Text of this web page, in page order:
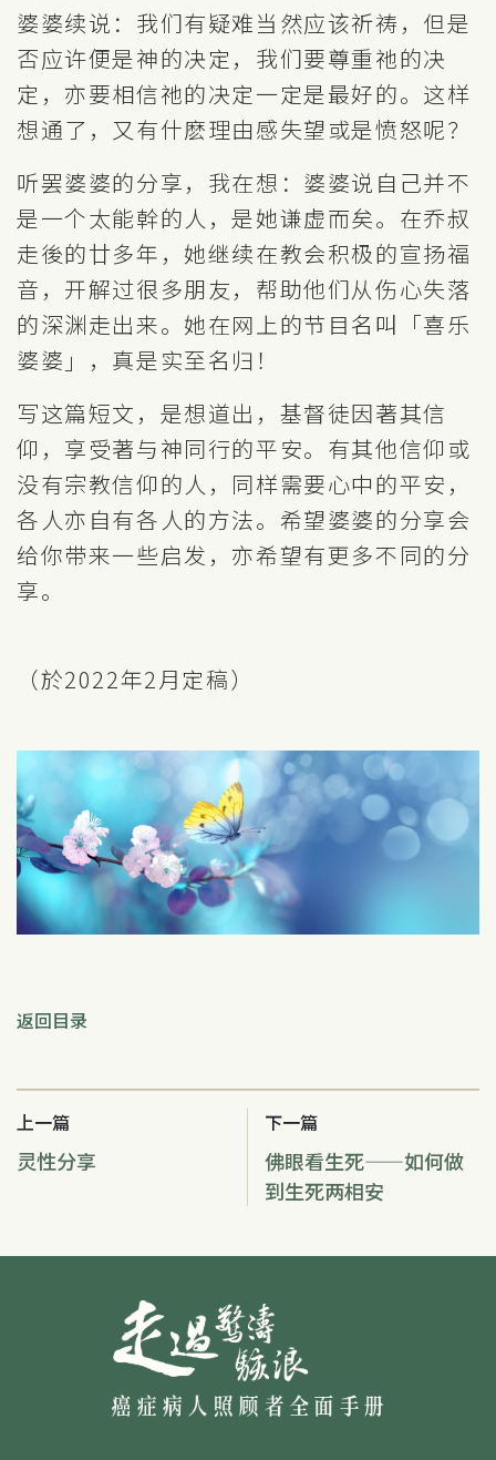
婆婆续说：我们有疑难当然应该祈祷，但是
否应许便是神的决定，我们要尊重祂的决
定，亦要相信祂的决定一定是最好的。这样
想通了，又有什麽理由感失望或是愤怒呢？
听罢婆婆的分享，我在想：婆婆说自己并不
是一个太能幹的人，是她谦虚而矣。在乔叔
走後的廿多年，她继续在教会积极的宣扬福
音，开解过很多朋友，帮助他们从伤心失落
的深渊走出来。她在网上的节目名叫「喜乐
婆婆」，真是实至名归！
写这篇短文，是想道出，基督徒因著其信
仰，享受著与神同行的平安。有其他信仰或
没有宗教信仰的人，同样需要心中的平安，
各人亦自有各人的方法。希望婆婆的分享会
给你带来一些启发，亦希望有更多不同的分
享。
（於2022年2月定稿）
返回目录
上一篇
灵性分享
下一篇
佛眼看生死——如何做
到生死两相安